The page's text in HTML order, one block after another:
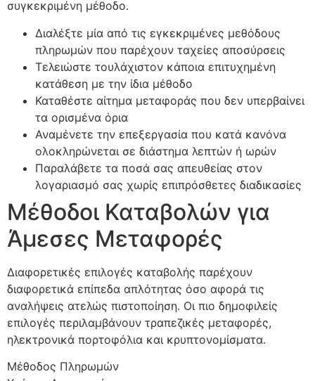
συγκεκριμένη μέθοδο.
Διαλέξτε μία από τις εγκεκριμένες μεθόδους
πληρωμών που παρέχουν ταχείες αποσύρσεις
Τελειώστε τουλάχιστον κάποια επιτυχημένη
κατάθεση με την ίδια μέθοδο
Καταθέστε αίτημα μεταφοράς που δεν υπερβαίνει
τα ορισμένα όρια
Αναμένετε την επεξεργασία που κατά κανόνα
ολοκληρώνεται σε διάστημα λεπτών ή ωρών
Παραλάβετε τα ποσά σας απευθείας στον
λογαριασμό σας χωρίς επιπρόσθετες διαδικασίες
Μέθοδοι Καταβολών για
Άμεσες Μεταφορές
Διαφορετικές επιλογές καταβολής παρέχουν
διαφορετικά επίπεδα απλότητας όσο αφορά τις
αναλήψεις ατελώς πιστοποίηση. Οι πιο δημοφιλείς
επιλογές περιλαμβάνουν τραπεζικές μεταφορές,
ηλεκτρονικά πορτοφόλια και κρυπτονομίσματα.
Μέθοδος Πληρωμών